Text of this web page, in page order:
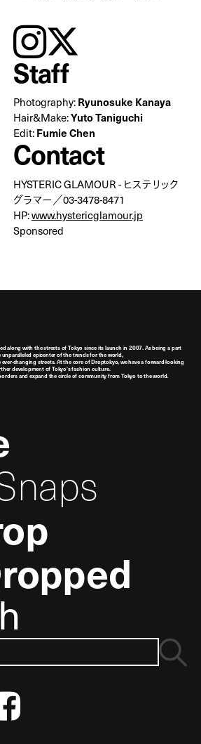
instagram𝕏
Staff
Photography:Ryunosuke Kanaya
Hair&Make:Yuto Taniguchi
Edit:Fumie Chen
Contact
HYSTERIC GLAMOUR - ヒステリック
グラマー／03-3478-8471
HP:www.hystericglamour.jp
Sponsored
along with the streets of Tokyo since its launch in 2007. As being a part
epicenter of the trends for the world,
changing streets. At the core of Droptokyo, we have a forward-looking
development of Tokyo’s fashion culture.
and expand the circle of community from Tokyo to the world.